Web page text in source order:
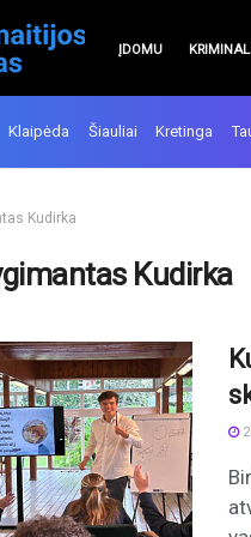
ĮDOMU
Klaipėda Šiauliai Kretinga
Kudirka
Kudirka